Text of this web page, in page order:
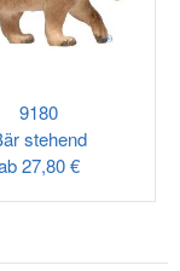
9180
stehend
27,80 €